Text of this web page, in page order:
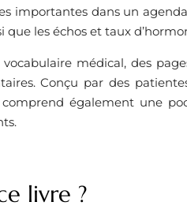
importantes dans un
que les échos et taux
médical, des
Conçu par des
également une
livre ?